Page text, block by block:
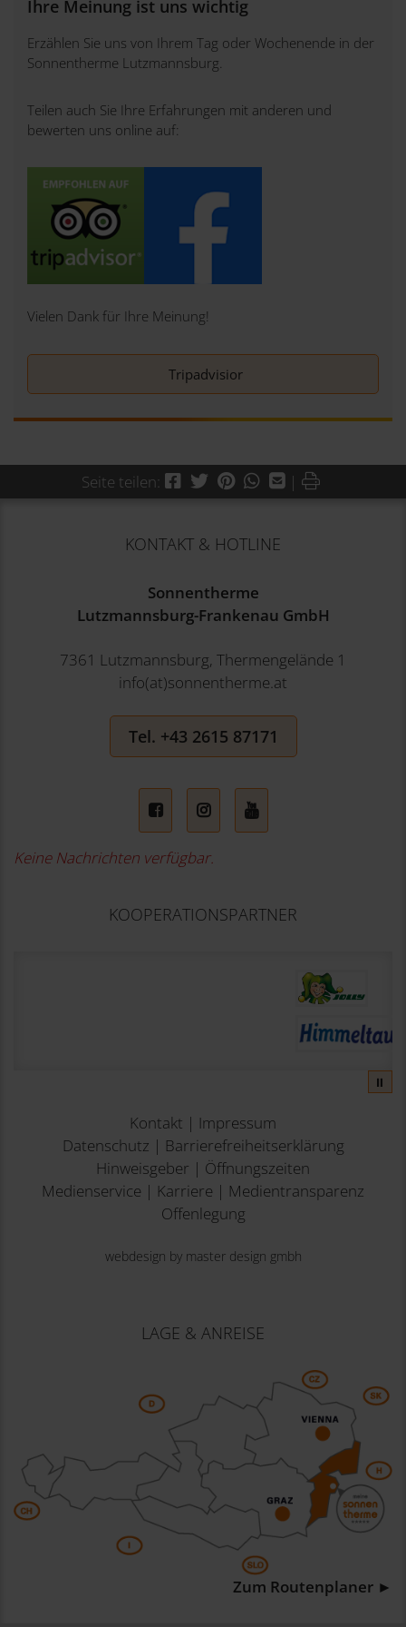
Ihre Meinung ist uns wichtig
Erzählen Sie uns von Ihrem Tag oder Wochenende in der
Sonnentherme Lutzmannsburg.
Teilen auch Sie Ihre Erfahrungen mit anderen und
bewerten uns online auf:
Vielen Dank für Ihre Meinung!
Tripadvisior
Seite teilen: Facebook
Twitter
PinterestWhatsApp
Mail
| Drucken
KONTAKT & HOTLINE
Sonnentherme
Lutzmannsburg-Frankenau GmbH
7361 Lutzmannsburg, Thermengelände 1
info(at)sonnentherme.at
Tel. +43 2615 87171
FacebookInstagramYouTube
Keine Nachrichten verfügbar.
KOOPERATIONSPARTNER
⏸
Kontakt | Impressum
Datenschutz | Barrierefreiheitserklärung
Hinweisgeber | Öffnungszeiten
Medienservice | Karriere | Medientransparenz
Offenlegung
webdesign by master design gmbh
LAGE & ANREISE
Zum Routenplaner ►